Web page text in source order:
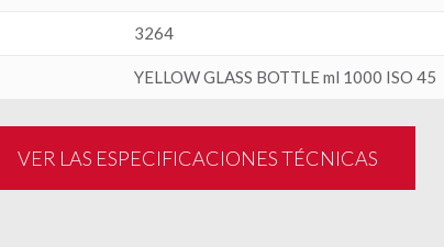
3264
YELLOW GLASS BOTTLE ml 1000 ISO 45
VER LAS ESPECIFICACIONES TÉCNICAS